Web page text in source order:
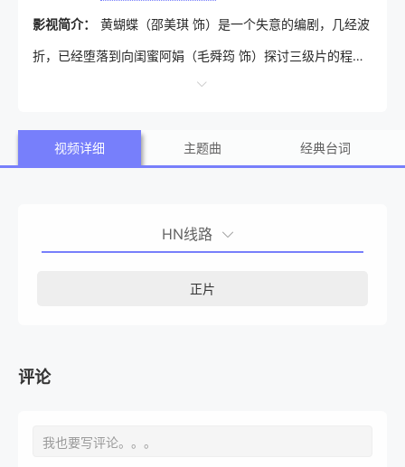
影视简介： 黄蝴蝶（邵美琪 饰）是一个失意的编剧，几经波
折，已经堕落到向闺蜜阿娟（毛舜筠 饰）探讨三级片的程
度。胡蝶的邻居警官吕奇（梁家辉 饰）对她颇有好感，后者
却落得狼狈而逃。因为事业接连遭受重创，胡蝶决定在江边
物。为了物归原主，胡蝶和阿娟一同登门，却无意中卷入了
玫瑰掌门人（冯宝宝 饰）与师姐（黄韵诗 饰）的注意，于是
视频详细 主题曲 经典台词
HN线路
正片
评论